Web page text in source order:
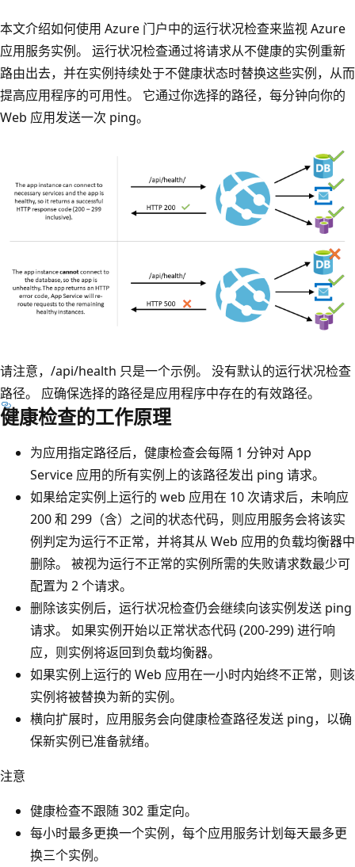
本文介绍如何使用 Azure 门户中的运行状况检查来监视 Azure
应用服务实例。 运行状况检查通过将请求从不健康的实例重新
路由出去，并在实例持续处于不健康状态时替换这些实例，从而
提高应用程序的可用性。 它通过你选择的路径，每分钟向你的
Web 应用发送一次 ping。
请注意，/api/health 只是一个示例。 没有默认的运行状况检查
路径。 应确保选择的路径是应用程序中存在的有效路径。
健康检查的工作原理
为应用指定路径后，健康检查会每隔 1 分钟对 App
Service 应用的所有实例上的该路径发出 ping 请求。
如果给定实例上运行的 web 应用在 10 次请求后，未响应
200 和 299（含）之间的状态代码，则应用服务会将该实
例判定为运行不正常，并将其从 Web 应用的负载均衡器中
删除。 被视为运行不正常的实例所需的失败请求数最少可
配置为 2 个请求。
删除该实例后，运行状况检查仍会继续向该实例发送 ping
请求。 如果实例开始以正常状态代码 (200-299) 进行响
应，则实例将返回到负载均衡器。
如果实例上运行的 Web 应用在一小时内始终不正常，则该
实例将被替换为新的实例。
横向扩展时，应用服务会向健康检查路径发送 ping，以确
保新实例已准备就绪。
注意
健康检查不跟随 302 重定向。
每小时最多更换一个实例，每个应用服务计划每天最多更
换三个实例。